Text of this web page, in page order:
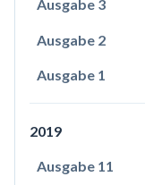
Ausgabe 3
Ausgabe 2
Ausgabe 1
2019
Ausgabe 11